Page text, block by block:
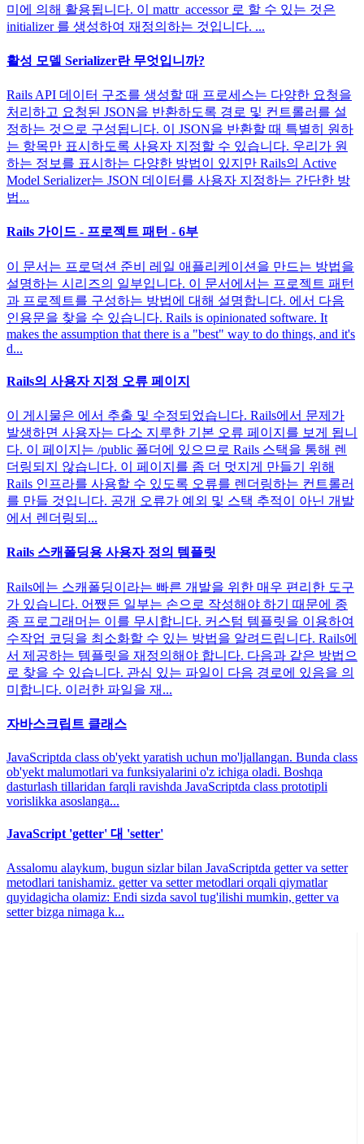
미에 의해 활용됩니다. 이 mattr_accessor 로 할 수 있는 것은
initializer 를 생성하여 재정의하는 것입니다. ...
활성 모델 Serializer란 무엇입니까?
Rails API 데이터 구조를 생성할 때 프로세스는 다양한 요청을
처리하고 요청된 JSON을 반환하도록 경로 및 컨트롤러를 설
정하는 것으로 구성됩니다. 이 JSON을 반환할 때 특별히 원하
는 항목만 표시하도록 사용자 지정할 수 있습니다. 우리가 원
하는 정보를 표시하는 다양한 방법이 있지만 Rails의 Active
Model Serializer는 JSON 데이터를 사용자 지정하는 간단한 방
법...
Rails 가이드 - 프로젝트 패턴 - 6부
이 문서는 프로덕션 준비 레일 애플리케이션을 만드는 방법을
설명하는 시리즈의 일부입니다. 이 문서에서는 프로젝트 패턴
과 프로젝트를 구성하는 방법에 대해 설명합니다. 에서 다음
인용문을 찾을 수 있습니다. Rails is opinionated software. It
makes the assumption that there is a "best" way to do things, and it's
d...
Rails의 사용자 지정 오류 페이지
이 게시물은 에서 추출 및 수정되었습니다. Rails에서 문제가
발생하면 사용자는 다소 지루한 기본 오류 페이지를 보게 됩니
다. 이 페이지는 /public 폴더에 있으므로 Rails 스택을 통해 렌
더링되지 않습니다. 이 페이지를 좀 더 멋지게 만들기 위해
Rails 인프라를 사용할 수 있도록 오류를 렌더링하는 컨트롤러
를 만들 것입니다. 공개 오류가 예외 및 스택 추적이 아닌 개발
에서 렌더링되...
Rails 스캐폴딩용 사용자 정의 템플릿
Rails에는 스캐폴딩이라는 빠른 개발을 위한 매우 편리한 도구
가 있습니다. 어쨌든 일부는 손으로 작성해야 하기 때문에 종
종 프로그래머는 이를 무시합니다. 커스텀 템플릿을 이용하여
수작업 코딩을 최소화할 수 있는 방법을 알려드립니다. Rails에
서 제공하는 템플릿을 재정의해야 합니다. 다음과 같은 방법으
로 찾을 수 있습니다. 관심 있는 파일이 다음 경로에 있음을 의
미합니다. 이러한 파일을 재...
자바스크립트 클래스
JavaScriptda class ob'yekt yaratish uchun mo'ljallangan. Bunda class
ob'yekt malumotlari va funksiyalarini o'z ichiga oladi. Boshqa
dasturlash tillaridan farqli ravishda JavaScriptda class prototipli
vorislikka asoslanga...
JavaScript 'getter' 대 'setter'
Assalomu alaykum, bugun sizlar bilan JavaScriptda getter va setter
metodlari tanishamiz. getter va setter metodlari orqali qiymatlar
quyidagicha olamiz: Endi sizda savol tug'ilishi mumkin, getter va
setter bizga nimaga k...